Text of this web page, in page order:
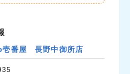
壱番屋 長野中御所店